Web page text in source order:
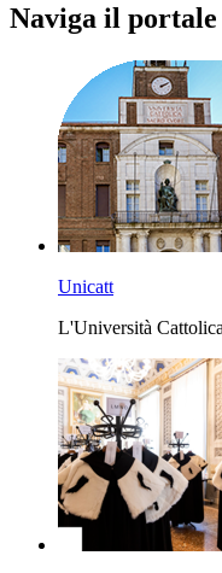
Naviga il portale
Unicatt
L'Università